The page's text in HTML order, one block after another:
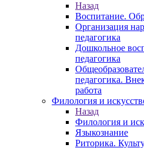
Назад
Воспитание.
Организация
педагогика
Дошкольное
педагогика
педагогика.
работа
Филология и
Назад
Филология и
Языкознание
Риторика.